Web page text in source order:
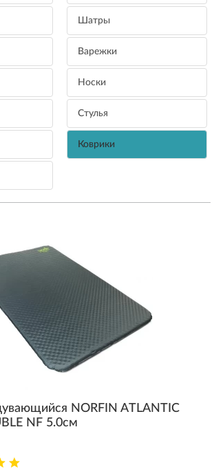
Шатры
Варежки
Носки
Стулья
Коврики
NORFIN ATLANTIC
NF 5.0см